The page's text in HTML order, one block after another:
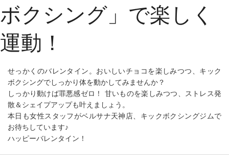
ボクシング」で楽しく
運動！
せっかくのバレンタイン。おいしいチョコを楽しみつつ、キック
ボクシングでしっかり体を動かしてみませんか？
しっかり動けば罪悪感ゼロ！ 甘いものを楽しみつつ、ストレス発
散＆シェイプアップも叶えましょう。
本日も女性スタッフがベルサナ天神店、キックボクシングジムで
お待ちしています♪
ハッピーバレンタイン！